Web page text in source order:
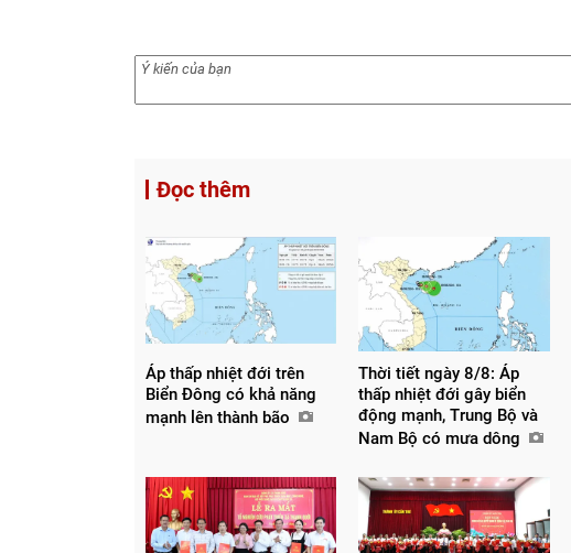
Đọc thêm
Áp thấp nhiệt đới trên
Biển Đông có khả năng
mạnh lên thành bão
Thời tiết ngày 8/8: Áp
thấp nhiệt đới gây biển
động mạnh, Trung Bộ và
Nam Bộ có mưa dông